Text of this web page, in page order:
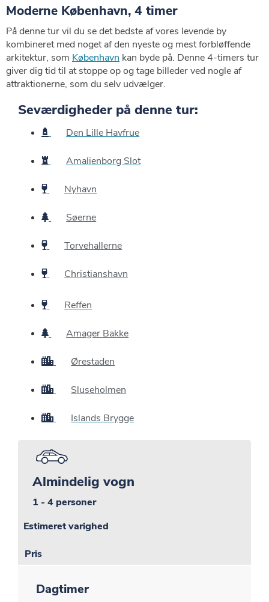
Moderne København, 4 timer
På denne tur vil du se det bedste af vores levende by
kombineret med noget af den nyeste og mest forbløffende
arkitektur, som København kan byde på. Denne 4-timers tur
giver dig tid til at stoppe op og tage billeder ved nogle af
attraktionerne, som du selv udvælger.
Seværdigheder på denne tur:
Den Lille Havfrue
Amalienborg Slot
Nyhavn
Søerne
Torvehallerne
Christianshavn
Reffen
Amager Bakke
Ørestaden
Sluseholmen
Islands Brygge
Almindelig vogn
1 - 4 personer
Estimeret varighed
Pris
Dagtimer